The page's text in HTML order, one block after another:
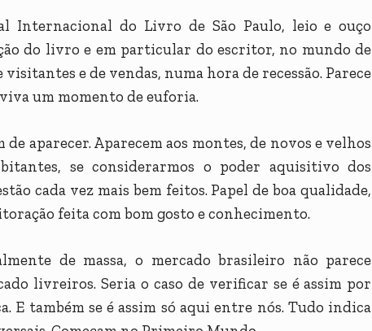
Internacional do Livro de São Paulo, leio e ouço
do livro e em particular do escritor, no mundo de
visitantes e de vendas, numa hora de recessão. Parece
um momento de euforia.
aparecer. Aparecem aos montes, de novos e velhos
se considerarmos o poder aquisitivo dos
cada vez mais bem feitos. Papel de boa qualidade,
feita com bom gosto e conhecimento.
de massa, o mercado brasileiro não parece
livreiros. Seria o caso de verificar se é assim por
E também se é assim só aqui entre nós. Tudo indica